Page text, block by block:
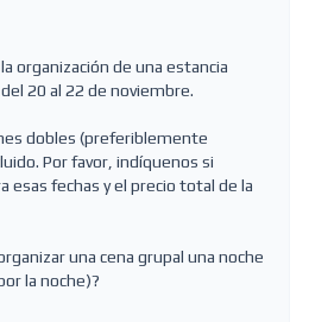
organización de una estancia
20 al 22 de noviembre.
dobles (preferiblemente
Por favor, indíquenos si
esas fechas y el precio total de la
una cena grupal una noche
la noche)?